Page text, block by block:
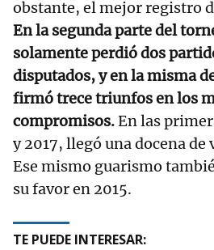
obstante, el mejor registro
En la segunda parte del
solamente perdió dos
disputados, y en la misma
firmó trece triunfos en los
compromisos.En las
y 2017, llegó una docena de
Ese mismo guarismo
su favor en 2015.
TE PUEDE INTERESAR: